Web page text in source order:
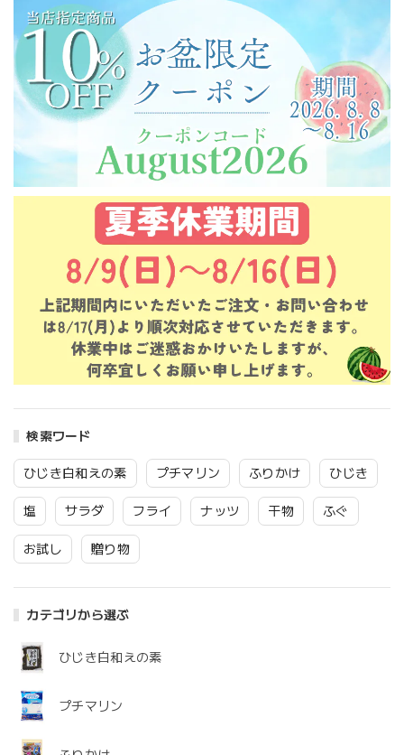
検索ワード
ひじき白和えの素 プチマリン ふりかけ ひじき
塩 サラダ フライ ナッツ 干物 ふぐ
お試し 贈り物
カテゴリから選ぶ
ひじき白和えの素
プチマリン